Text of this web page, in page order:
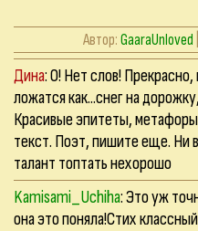
Автор:GaaraUnloved
Дина: О! Нет слов!
ложатся как...снег на
Красивые эпитеты,
текст. Поэт, пишите еще. Ни
талант топтать нехорошо
Kamisami_Uchiha: Это уж
она это поняла!Стих